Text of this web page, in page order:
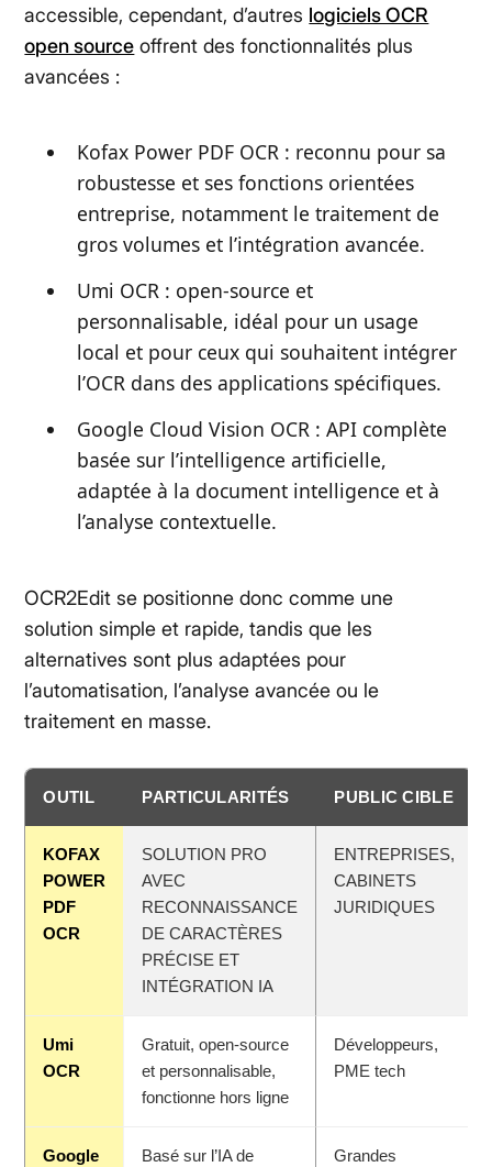
accessible, cependant, d’autres logiciels OCR
open source offrent des fonctionnalités plus
avancées :
Kofax Power PDF OCR : reconnu pour sa
robustesse et ses fonctions orientées
entreprise, notamment le traitement de
gros volumes et l’intégration avancée.
Umi OCR : open-source et
personnalisable, idéal pour un usage
local et pour ceux qui souhaitent intégrer
l’OCR dans des applications spécifiques.
Google Cloud Vision OCR : API complète
basée sur l’intelligence artificielle,
adaptée à la document intelligence et à
l’analyse contextuelle.
OCR2Edit se positionne donc comme une
solution simple et rapide, tandis que les
alternatives sont plus adaptées pour
l’automatisation, l’analyse avancée ou le
traitement en masse.
OUTIL PARTICULARITÉS PUBLIC CIBLE
KOFAX
POWER
PDF
OCR
SOLUTION PRO
AVEC
RECONNAISSANCE
DE CARACTÈRES
PRÉCISE ET
INTÉGRATION IA
ENTREPRISES,
CABINETS
JURIDIQUES
Umi
OCR
Gratuit, open-source
et personnalisable,
fonctionne hors ligne
Développeurs,
PME tech
Google
Basé sur l’IA de
Grandes